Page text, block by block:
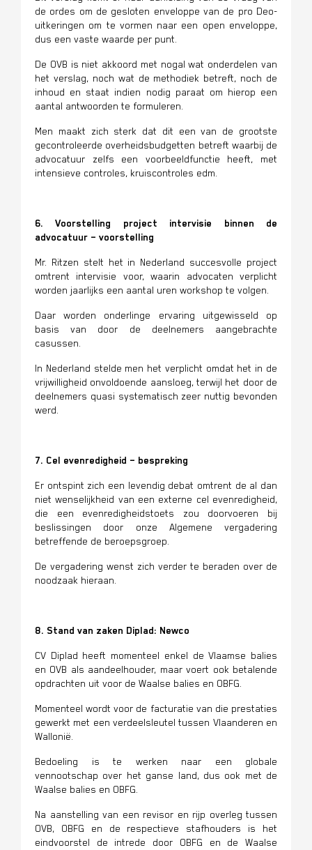
de ordes om de gesloten enveloppe van de pro Deo-
uitkeringen om te vormen naar een open enveloppe,
dus een vaste waarde per punt.
De OVB is niet akkoord met nogal wat onderdelen van
het verslag, noch wat de methodiek betreft, noch de
inhoud en staat indien nodig paraat om hierop een
aantal antwoorden te formuleren.
Men maakt zich sterk dat dit een van de grootste
gecontroleerde overheidsbudgetten betreft waarbij de
advocatuur zelfs een voorbeeldfunctie heeft, met
intensieve controles, kruiscontroles edm.
6. Voorstelling project intervisie binnen de
advocatuur – voorstelling
Mr. Ritzen stelt het in Nederland succesvolle project
omtrent intervisie voor, waarin advocaten verplicht
worden jaarlijks een aantal uren workshop te volgen.
Daar worden onderlinge ervaring uitgewisseld op
basis van door de deelnemers aangebrachte
casussen.
In Nederland stelde men het verplicht omdat het in de
vrijwilligheid onvoldoende aansloeg, terwijl het door de
deelnemers quasi systematisch zeer nuttig bevonden
werd.
7. Cel evenredigheid – bespreking
Er ontspint zich een levendig debat omtrent de al dan
niet wenselijkheid van een externe cel evenredigheid,
die een evenredigheidstoets zou doorvoeren bij
beslissingen door onze Algemene vergadering
betreffende de beroepsgroep.
De vergadering wenst zich verder te beraden over de
noodzaak hieraan.
8. Stand van zaken Diplad: Newco
CV Diplad heeft momenteel enkel de Vlaamse balies
en OVB als aandeelhouder, maar voert ook betalende
opdrachten uit voor de Waalse balies en OBFG.
Momenteel wordt voor de facturatie van die prestaties
gewerkt met een verdeelsleutel tussen Vlaanderen en
Wallonië.
Bedoeling is te werken naar een globale
vennootschap over het ganse land, dus ook met de
Waalse balies en OBFG.
Na aanstelling van een revisor en rijp overleg tussen
OVB, OBFG en de respectieve stafhouders is het
eindvoorstel de intrede door OBFG en de Waalse